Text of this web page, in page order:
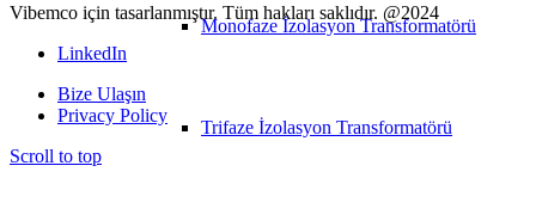
Monofaze İzolasyon Transformatörü
Trifaze İzolasyon Transformatörü
Vibemco için tasarlanmıştır. Tüm hakları saklıdır. @2024
LinkedIn
Bize Ulaşın
Privacy Policy
Scroll to top